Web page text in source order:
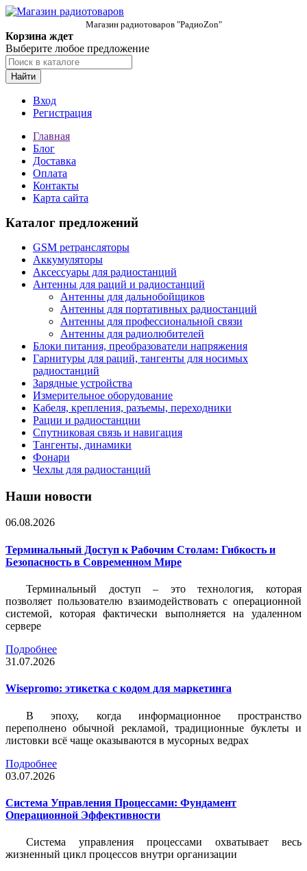
Магазин радиотоваров "РадиоZon"
Корзина ждет
Выберите любое предложение
Найти
Вход
Регистрация
Главная
Блог
Доставка
Оплата
Контакты
Карта сайта
Каталог предложений
GSM ретрансляторы
Аккумуляторы
Аксессуары для радиостанций
Антенны для раций и радиостанций
Антенны для дальнобойщиков
Антенны для портативных радиостанций
Антенны для профессиональной связи
Антенны для радиолюбителей
Блоки питания, преобразователи напряжения
Гарнитуры для раций, тангенты для носимых
радиостанций
Зарядные устройства
Измерительное оборудование
Кабеля, крепления, разъемы, переходники
Рации и радиостанции
Спутниковая связь и навигация
Тангенты, динамики
Фонари
Чехлы для радиостанций
Наши новости
06.08.2026
Терминальный Доступ к Рабочим Столам: Гибкость и
Безопасность в Современном Мире
Терминальный доступ – это технология, которая
позволяет пользователю взаимодействовать с операционной
системой, которая фактически выполняется на удаленном
сервере
Подробнее
31.07.2026
Wisepromo: этикетка c кодом для маркетинга
В эпоху, когда информационное пространство
переполнено обычной рекламой, традиционные буклеты и
листовки всё чаще оказываются в мусорных ведрах
Подробнее
03.07.2026
Система Управления Процессами: Фундамент
Операционной Эффективности
Система управления процессами охватывает весь
жизненный цикл процессов внутри организации